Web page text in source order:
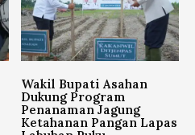
Wakil Bupati Asahan
Dukung Program
Penanaman Jagung
Ketahanan Pangan Lapas